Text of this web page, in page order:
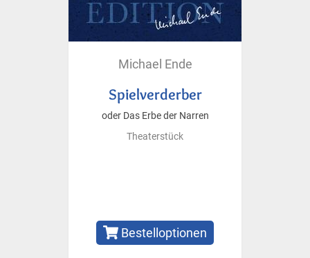
Michael Ende
Spielverderber
oder Das Erbe der Narren
Theaterstück
Bestelloptionen